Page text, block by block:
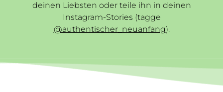
deinen Liebsten oder teile ihn in deinen
Instagram-Stories (tagge
@authentischer_neuanfang).